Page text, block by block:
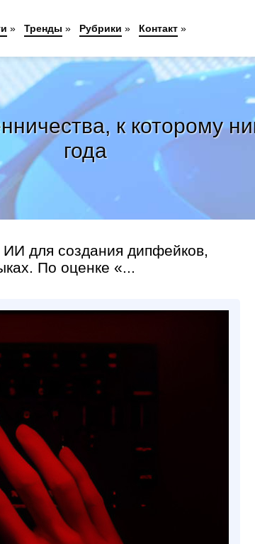
к которому
года
для создания дипфейков,
По оценке «...
» Тренды » Рубрики » Контакт »